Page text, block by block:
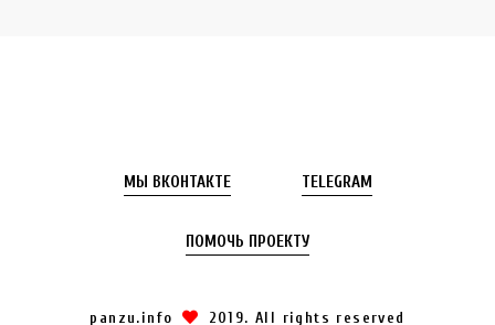
МЫ ВКОНТАКТЕ TELEGRAM
ПОМОЧЬ ПРОЕКТУ
panzu.info 2019. All rights reserved